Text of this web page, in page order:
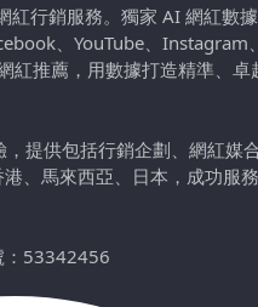
行銷服務。獨家 AI 網紅數
、YouTube、Instagram
紅推薦，用數據打造精準、卓
提供包括行銷企劃、網紅媒
、馬來西亞、日本，成功服
：53342456